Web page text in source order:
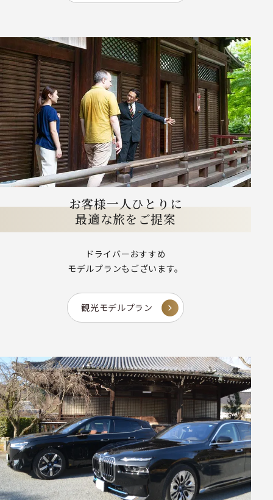
お客様一人ひとりに
最適な旅をご提案
ドライバーおすすめ
モデルプランもございます。
観光モデルプラン